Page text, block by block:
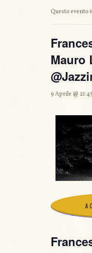
Questo evento
Mauro
9 Aprile @ 21:45